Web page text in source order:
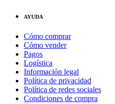
AYUDA
Cómo comprar
Cómo vender
Pagos
Logística
Información legal
Política de privacidad
Política de redes sociales
Condiciones de compra